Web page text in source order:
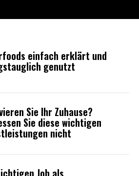
einfach erklärt und
genutzt
Sie Ihr Zuhause?
Sie diese wichtigen
nicht
Job als